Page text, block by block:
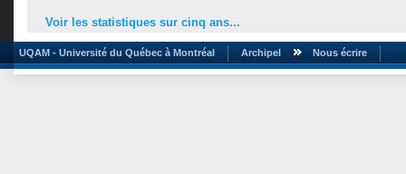
Voir les statistiques sur cinq ans...
UQAM - Université du Québec à Montréal Archipel Nous écrire